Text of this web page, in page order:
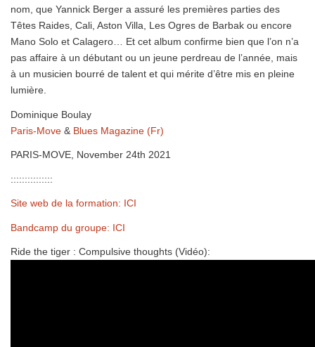
nom, que Yannick Berger a assuré les premières parties des
Têtes Raides, Cali, Aston Villa, Les Ogres de Barbak ou encore
Mano Solo et Calagero… Et cet album confirme bien que l’on n’a
pas affaire à un débutant ou un jeune perdreau de l’année, mais
à un musicien bourré de talent et qui mérite d’être mis en pleine
lumière.
Dominique Boulay
Paris-Move & Blues Magazine (Fr)
PARIS-MOVE, November 24th 2021
:::::::::::::::
Site web de la formation: ICI
Bandcamp du groupe: ICI
Ride the tiger : Compulsive thoughts (Vidéo):